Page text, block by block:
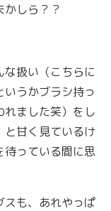
しら？？
扱い（こちらに
うかブラシ持っ
ました笑）をし
と甘く見ているけ
待っている間に思
スも、あれやっぱ